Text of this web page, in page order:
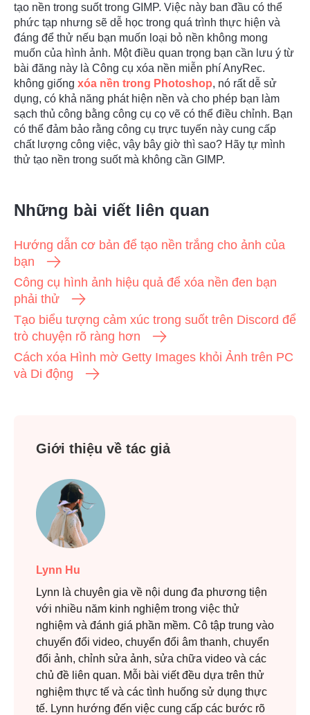
tạo nền trong suốt trong GIMP. Việc này ban đầu có thể
phức tạp nhưng sẽ dễ học trong quá trình thực hiện và
đáng để thử nếu bạn muốn loại bỏ nền không mong
muốn của hình ảnh. Một điều quan trọng bạn cần lưu ý từ
bài đăng này là Công cụ xóa nền miễn phí AnyRec.
không giống xóa nền trong Photoshop, nó rất dễ sử
dụng, có khả năng phát hiện nền và cho phép bạn làm
sạch thủ công bằng công cụ cọ vẽ có thể điều chỉnh. Bạn
có thể đảm bảo rằng công cụ trực tuyến này cung cấp
chất lượng công việc, vậy bây giờ thì sao? Hãy tự mình
thử tạo nền trong suốt mà không cần GIMP.
Những bài viết liên quan
Hướng dẫn cơ bản để tạo nền trắng cho ảnh của
bạn
Công cụ hình ảnh hiệu quả để xóa nền đen bạn
phải thử
Tạo biểu tượng cảm xúc trong suốt trên Discord để
trò chuyện rõ ràng hơn
Cách xóa Hình mờ Getty Images khỏi Ảnh trên PC
và Di động
Giới thiệu về tác giả
Lynn Hu
Lynn là chuyên gia về nội dung đa phương tiện
với nhiều năm kinh nghiệm trong việc thử
nghiệm và đánh giá phần mềm. Cô tập trung vào
chuyển đổi video, chuyển đổi âm thanh, chuyển
đổi ảnh, chỉnh sửa ảnh, sửa chữa video và các
chủ đề liên quan. Mỗi bài viết đều dựa trên thử
nghiệm thực tế và các tình huống sử dụng thực
tế. Lynn hướng đến việc cung cấp các bước rõ